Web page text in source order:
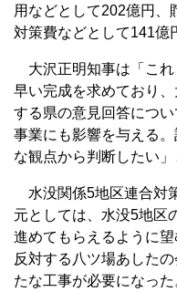
用などとして202億円、
対策費などとして141億
大沢正明知事は「これ
早い完成を求めており
する県の意見回答につ
事業にも影響を与える
な観点から判断したい」
水没関係5地区連合対
元としては、水没5地区
進めてもらえるように
反対する八ツ場あした
たな工事が必要になっ